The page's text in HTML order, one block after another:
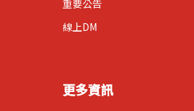
重要公告
線上DM
更多資訊